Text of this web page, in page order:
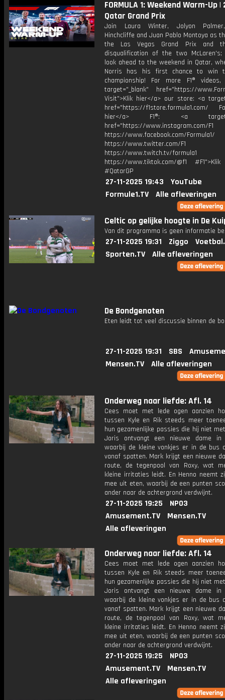
FORMULA 1: Weekend Warm-Up |
Qatar Grand Prix
Join Laura Winter, Jolyon
Hinchcliffe and Juan Pablo Montoya as
the Las Vegas Grand Prix and
disqualification of the two
look ahead to the weekend in Qatar,
Norris has his first chance to win
championship! For more F1®
target="_blank" href="https://
Visit">Klik hier</a> our store: <a
href="https://f1store.formula1.com/
hier</a> F1®: <a
href="https://www.instagram.com/F1
https://www.facebook.com/Formula1/
https://www.twitter.com/F1
https://www.twitch.tv/formula1
https://www.tiktok.com/@f1
#QatarGP
27-11-2025 19:43
YouTube
Formule1.TV
Alle afleveringen
Celtic op gelijke hoogte in De
Van dit programma is geen informatie
27-11-2025 19:31 Ziggo
Sporten.TV
Alle afleveringen
De Bondgenoten
Eten leidt tot veel discussie binnen de
27-11-2025 19:31 SBS
Mensen.TV
Alle afleveringen
Onderweg naar liefde: Afl. 14
Cees moet met lede ogen aanzien
tussen Kyle en Rik steeds meer
hun gezamenlijke passies die hij niet
Joris ontvangt een nieuwe dame in
waarbij de kleine vonkjes er in de bus
vanaf spatten. Mark krijgt een nieuwe
route, de tegenpool van Roxy, wat
kleine irritaties leidt. En Henno neemt
mee uit eten, waarbij de een punten
ander naar de achtergrond verdwijnt.
27-11-2025 19:25
NPO3
Amusement.TV
Mensen.TV
Alle afleveringen
Onderweg naar liefde: Afl. 14
Cees moet met lede ogen aanzien
tussen Kyle en Rik steeds meer
hun gezamenlijke passies die hij niet
Joris ontvangt een nieuwe dame in
waarbij de kleine vonkjes er in de bus
vanaf spatten. Mark krijgt een nieuwe
route, de tegenpool van Roxy, wat
kleine irritaties leidt. En Henno neemt
mee uit eten, waarbij de een punten
ander naar de achtergrond verdwijnt.
27-11-2025 19:25
NPO3
Amusement.TV
Mensen.TV
Alle afleveringen